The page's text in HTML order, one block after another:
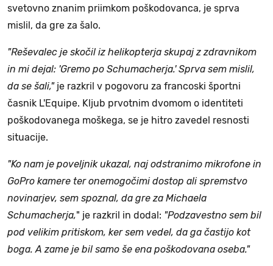
svetovno znanim priimkom poškodovanca, je sprva
mislil, da gre za šalo.
"Reševalec je skočil iz helikopterja skupaj z zdravnikom
in mi dejal: 'Gremo po Schumacherja.' Sprva sem mislil,
da se šali,"je razkril v pogovoru za francoski športni
časnik L'Equipe. Kljub prvotnim dvomom o identiteti
poškodovanega moškega, se je hitro zavedel resnosti
situacije.
"Ko nam je poveljnik ukazal, naj odstranimo mikrofone in
GoPro kamere ter onemogočimi dostop ali spremstvo
novinarjev, sem spoznal, da gre za Michaela
Schumacherja," je razkril in dodal: "Podzavestno sem bil
pod velikim pritiskom, ker sem vedel, da ga častijo kot
boga. A zame je bil samo še ena poškodovana oseba."